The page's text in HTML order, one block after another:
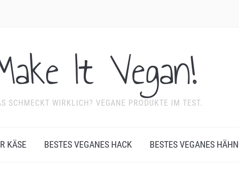
It Vegan!
SCHMECKT WIRKLICH? VEGANE PRODUKTE IM TEST.
KÄSE BESTES VEGANES HACK BESTES VEGANES